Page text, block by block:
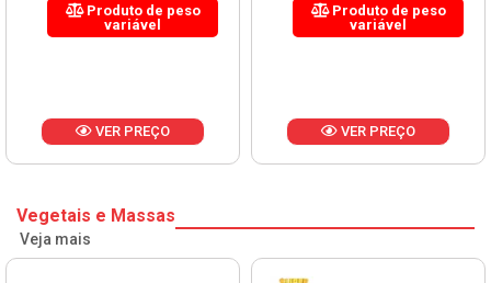
Produto de peso
variável
VER PREÇO
Produto de peso
variável
VER PREÇO
Vegetais e Massas
Veja mais